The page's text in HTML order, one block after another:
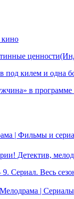
кино
килем и одна
в программе
| Фильмы и
Детектив,
9. Сериал. Весь
| Сериалы